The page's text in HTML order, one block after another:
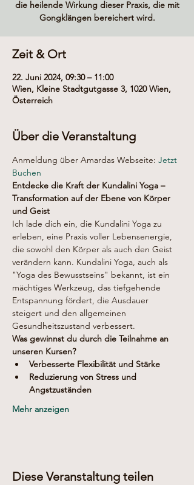
die heilende Wirkung dieser Praxis, die mit
Gongklängen bereichert wird.
Zeit & Ort
22. Juni 2024, 09:30 – 11:00
Wien, Kleine Stadtgutgasse 3, 1020 Wien,
Österreich
Über die Veranstaltung
Anmeldung über Amardas Webseite: Jetzt
Buchen
Entdecke die Kraft der Kundalini Yoga –
Transformation auf der Ebene von Körper
und Geist
Ich lade dich ein, die Kundalini Yoga zu
erleben, eine Praxis voller Lebensenergie,
die sowohl den Körper als auch den Geist
verändern kann. Kundalini Yoga, auch als
"Yoga des Bewusstseins" bekannt, ist ein
mächtiges Werkzeug, das tiefgehende
Entspannung fördert, die Ausdauer
steigert und den allgemeinen
Gesundheitszustand verbessert.
Was gewinnst du durch die Teilnahme an
unseren Kursen?
Verbesserte Flexibilität und Stärke
Reduzierung von Stress und
Angstzuständen
Mehr anzeigen
Diese Veranstaltung teilen